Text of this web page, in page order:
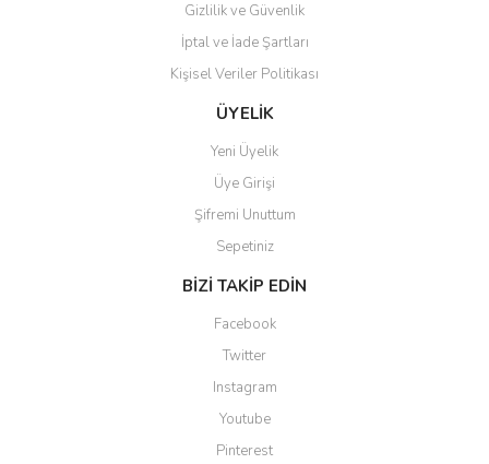
Gönder
Gizlilik ve Güvenlik
İptal ve İade Şartları
Kişisel Veriler Politikası
ÜYELİK
Yeni Üyelik
Üye Girişi
Şifremi Unuttum
Sepetiniz
BİZİ TAKİP EDİN
Facebook
Twitter
Instagram
Youtube
Pinterest